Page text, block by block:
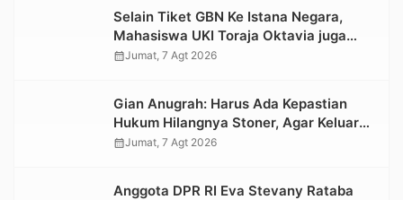
Selain Tiket GBN Ke Istana Negara,
Mahasiswa UKI Toraja Oktavia juga
Lolos ke Pekan Seni Mahasiswa
calendar_monthJumat, 7 Agt 2026
Gian Anugrah: Harus Ada Kepastian
Hukum Hilangnya Stoner, Agar Keluarga
tidak Larut dalam Trauma dan
calendar_monthJumat, 7 Agt 2026
Anggota DPR RI Eva Stevany Rataba